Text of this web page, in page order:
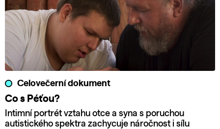
Celovečerní dokument
Co s Péťou?
Intimní portrét vztahu otce a syna s poruchou
autistického spektra zachycuje náročnost i sílu